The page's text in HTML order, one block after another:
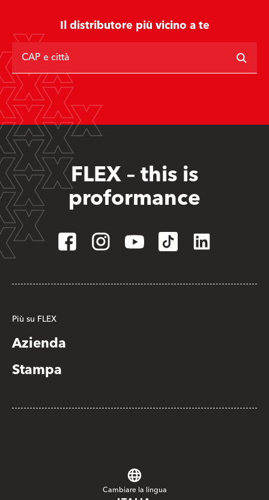
Il distributore più vicino a te
CAP e città
FLEX – this is
proformance
Più su FLEX
Azienda
Stampa
Cambiare la lingua